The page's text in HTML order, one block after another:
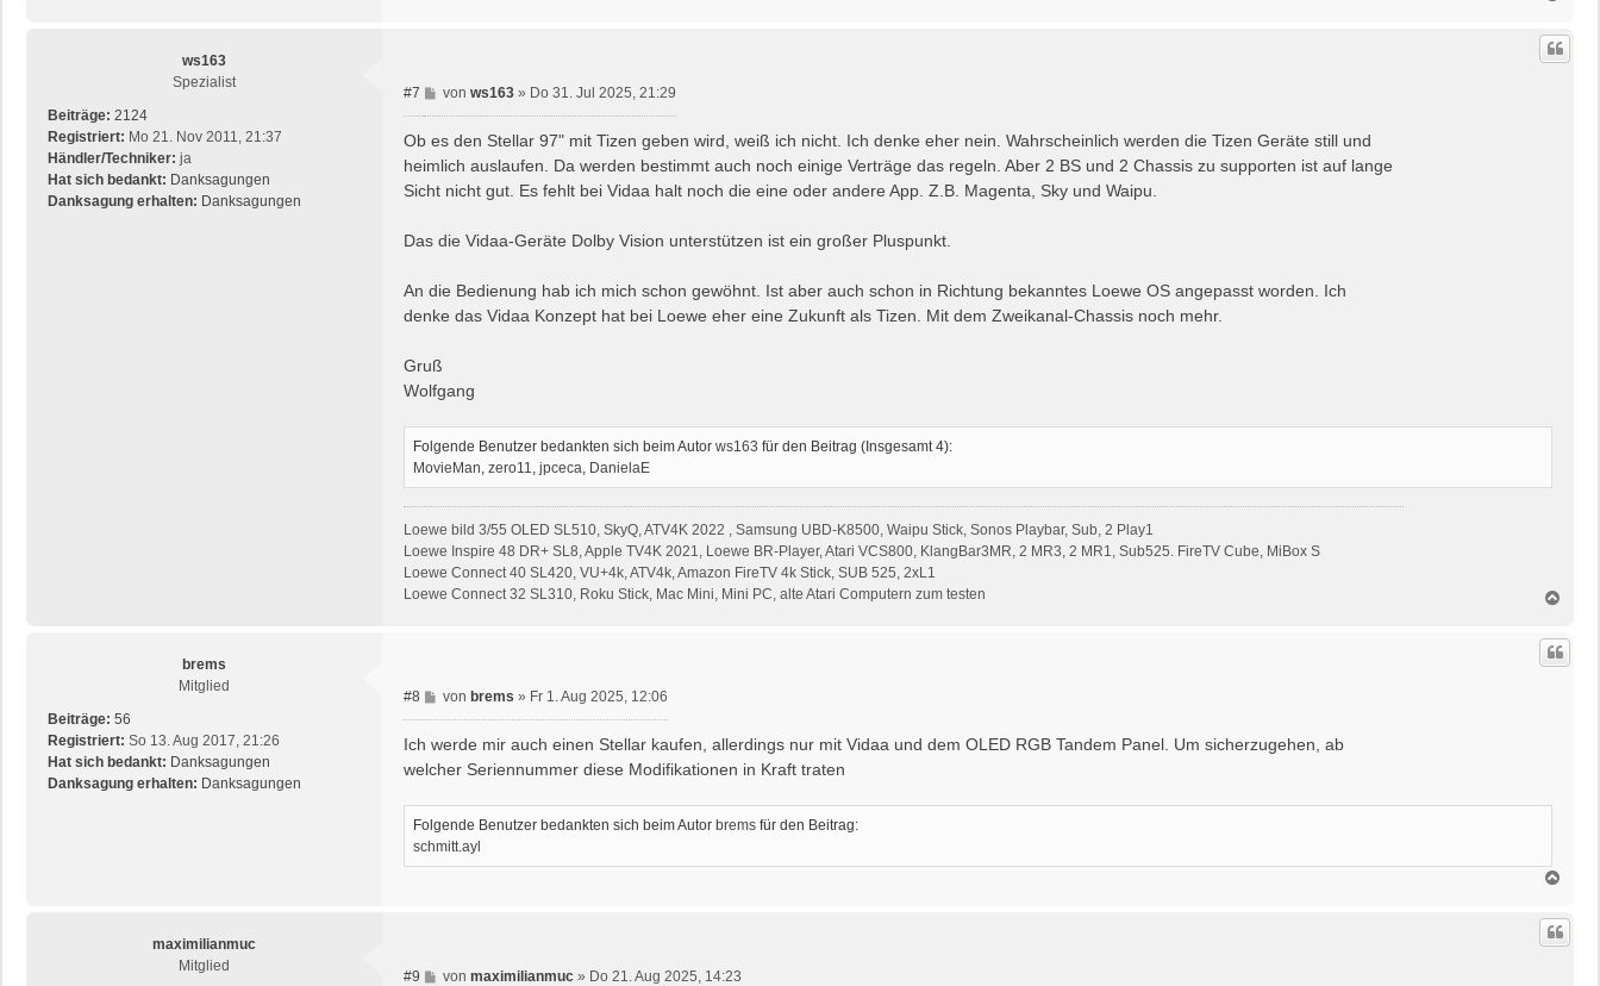
c
o
ws163
Spezialist
Beiträge: 2124
Registriert: Mo 21. Nov 2011, 21:37
Händler/Techniker: ja
Hat sich bedankt: Danksagungen
Danksagung erhalten: Danksagungen
#7
B
e
r
a
von ws163» Do 31. Jul 2025, 21:29
Ob es den Stellar 97" mit Tizen geben wird, weiß ich nicht. Ich denke eher nein. Wahrscheinlich werden die Tizen Geräte still und
heimlich auslaufen. Da werden bestimmt auch noch einige Verträge das regeln. Aber 2 BS und 2 Chassis zu supporten ist auf lange
Sicht nicht gut. Es fehlt bei Vidaa halt noch die eine oder andere App. Z.B. Magenta, Sky und Waipu.
Das die Vidaa-Geräte Dolby Vision unterstützen ist ein großer Pluspunkt.
An die Bedienung hab ich mich schon gewöhnt. Ist aber auch schon in Richtung bekanntes Loewe OS angepasst worden. Ich
denke das Vidaa Konzept hat bei Loewe eher eine Zukunft als Tizen. Mit dem Zweikanal-Chassis noch mehr.
Gruß
Wolfgang
Folgende Benutzer bedankten sich beim Autor ws163 für den Beitrag (Insgesamt 4):
MovieMan zero11 jpceca DanielaE
Loewe bild 3/55 OLED SL510, SkyQ, ATV4K 2022 , Samsung UBD-K8500, Waipu Stick, Sonos Playbar, Sub, 2 Play1
Loewe Inspire 48 DR+ SL8, Apple TV4K 2021, Loewe BR-Player, Atari VCS800, KlangBar3MR, 2 MR3, 2 MR1, Sub525. FireTV Cube, MiBox S
Loewe Connect 40 SL420, VU+4k, ATV4k, Amazon FireTV 4k Stick, SUB 525, 2xL1
Loewe Connect 32 SL310, Roku Stick, Mac Mini, Mini PC, alte Atari Computern zum testen
c
o
brems
Mitglied
Beiträge: 56
Registriert: So 13. Aug 2017, 21:26
Hat sich bedankt: Danksagungen
Danksagung erhalten: Danksagungen
#8
B
e
r
a
g
von brems » Fr 1. Aug 2025, 12:06
Ich werde mir auch einen Stellar kaufen, allerdings nur mit Vidaa und dem OLED RGB Tandem Panel. Um sicherzugehen, ab
welcher Seriennummer diese Modifikationen in Kraft traten
Folgende Benutzer bedankten sich beim Autor brems für den Beitrag:
schmitt.ayl
c
o
maximilianmuc
Mitglied
#9
Bvon maximilianmuc» Do 21. Aug 2025, 14:23